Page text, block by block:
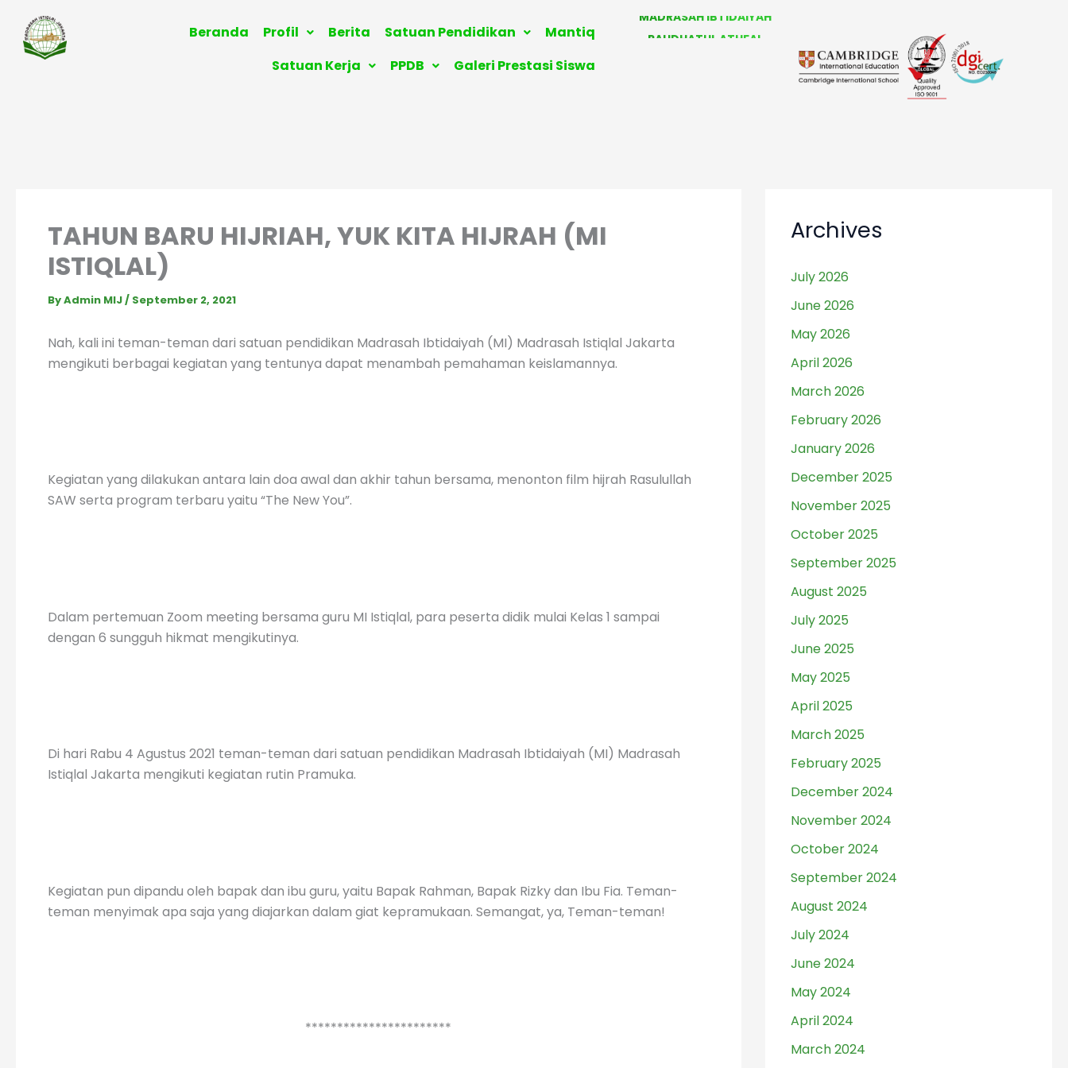
content
Beranda Profil Berita Satuan Pendidikan
Mantiq
Satuan Kerja
PPDB Galeri Prestasi Siswa
TAHUN BARU HIJRIAH, YUK KITA HIJRAH (MI
ISTIQLAL)
ByAdmin MIJ/ September 2, 2021
Nah, kali ini teman-teman dari satuan pendidikan Madrasah Ibtidaiyah (MI) Madrasah Istiqlal Jakarta
mengikuti berbagai kegiatan yang tentunya dapat menambah pemahaman keislamannya.
Kegiatan yang dilakukan antara lain doa awal dan akhir tahun bersama, menonton film hijrah Rasulullah
SAW serta program terbaru yaitu “The New You”.
Dalam pertemuan Zoom meeting bersama guru MI Istiqlal, para peserta didik mulai Kelas 1 sampai
dengan 6 sungguh hikmat mengikutinya.
Di hari Rabu 4 Agustus 2021 teman-teman dari satuan pendidikan Madrasah Ibtidaiyah (MI) Madrasah
Istiqlal Jakarta mengikuti kegiatan rutin Pramuka.
Kegiatan pun dipandu oleh bapak dan ibu guru, yaitu Bapak Rahman, Bapak Rizky dan Ibu Fia. Teman-
teman menyimak apa saja yang diajarkan dalam giat kepramukaan. Semangat, ya, Teman-teman!
***********************
Archives
July 2026
June 2026
May 2026
April 2026
March 2026
February 2026
January 2026
December 2025
November 2025
October 2025
September 2025
August 2025
July 2025
June 2025
May 2025
April 2025
March 2025
February 2025
December 2024
November 2024
October 2024
September 2024
August 2024
July 2024
June 2024
May 2024
April 2024
March 2024